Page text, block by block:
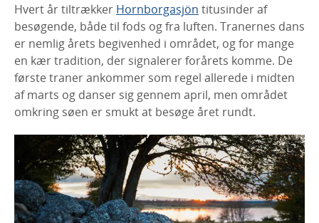
Hvert år tiltrækker Hornborgasjön titusinder af
besøgende, både til fods og fra luften. Tranernes dans
er nemlig årets begivenhed i området, og for mange
en kær tradition, der signalerer forårets komme. De
første traner ankommer som regel allerede i midten
af marts og danser sig gennem april, men området
omkring søen er smukt at besøge året rundt.